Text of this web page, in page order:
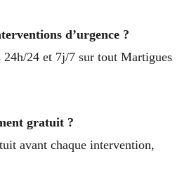
d’urgence ?
24 et 7j/7 sur tout Martigues
gratuit ?
avant chaque intervention,